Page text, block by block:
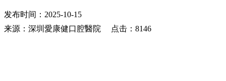
发布时间：2025-10-15
来源：深圳愛康健口腔醫院 点击：8146